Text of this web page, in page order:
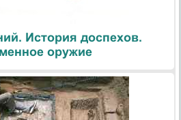
История доспехов.
оружие